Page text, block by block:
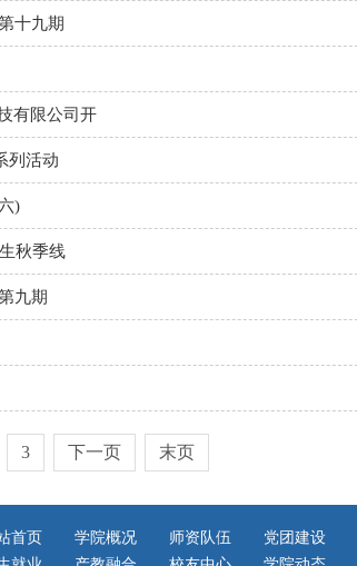
十九期
有限公司开
列活动
)
秋季线
九期
3 下一页 末页
首页 学院概况 师资队伍 党团建设